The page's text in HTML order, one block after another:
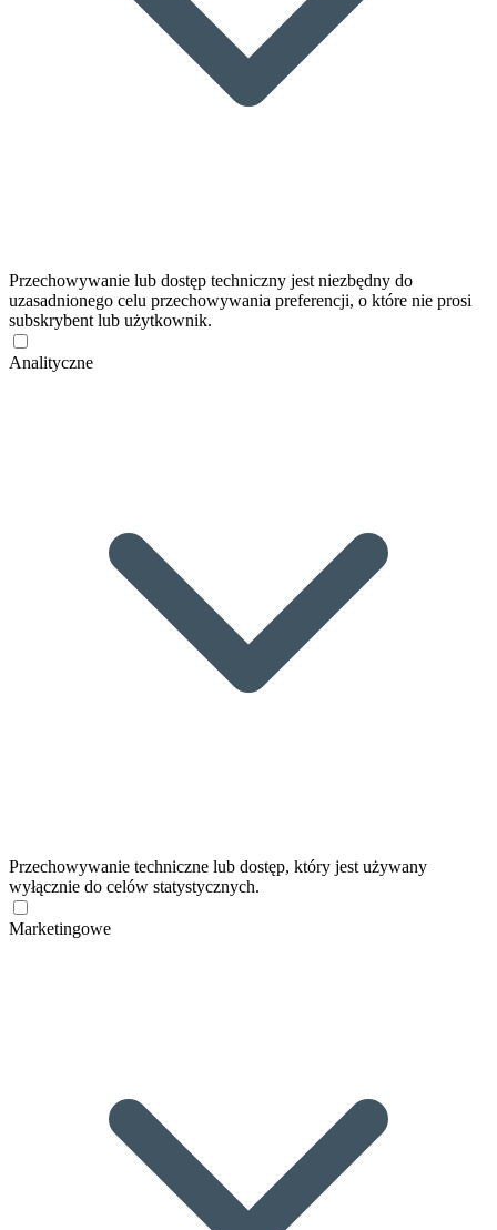
Przechowywanie lub dostęp techniczny jest niezbędny do
uzasadnionego celu przechowywania preferencji, o które nie prosi
subskrybent lub użytkownik.
Analityczne
Przechowywanie techniczne lub dostęp, który jest używany
wyłącznie do celów statystycznych.
Marketingowe